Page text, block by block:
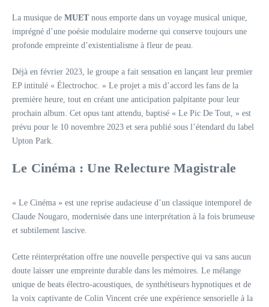
La musique de MUET nous emporte dans un voyage musical unique,
imprégné d’une poésie modulaire moderne qui conserve toujours une
profonde empreinte d’existentialisme à fleur de peau.
Déjà en février 2023, le groupe a fait sensation en lançant leur premier
EP intitulé « Électrochoc. » Le projet a mis d’accord les fans de la
première heure, tout en créant une anticipation palpitante pour leur
prochain album. Cet opus tant attendu, baptisé « Le Pic De Tout, » est
prévu pour le 10 novembre 2023 et sera publié sous l’étendard du label
Upton Park.
Le Cinéma : Une Relecture Magistrale
« Le Cinéma » est une reprise audacieuse d’un classique intemporel de
Claude Nougaro, modernisée dans une interprétation à la fois brumeuse
et subtilement lascive.
Cette réinterprétation offre une nouvelle perspective qui va sans aucun
doute laisser une empreinte durable dans les mémoires. Le mélange
unique de beats électro-acoustiques, de synthétiseurs hypnotiques et de
la voix captivante de Colin Vincent crée une expérience sensorielle à la